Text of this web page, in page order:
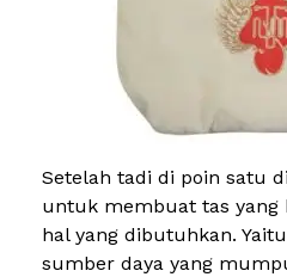
Setelah tadi di poin satu
untuk membuat tas yang
hal yang dibutuhkan.
sumber daya yang